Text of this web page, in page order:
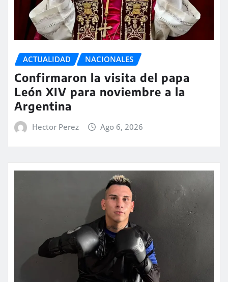
ACTUALIDAD NACIONALES
Confirmaron la visita del papa
León XIV para noviembre a la
Argentina
Hector Perez Ago 6, 2026